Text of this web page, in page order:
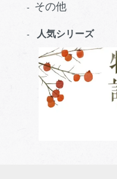
その他
人気シリーズ